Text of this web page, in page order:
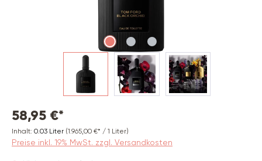
58,95 €*
Inhalt: 0.03 Liter (1.965,00 €* / 1 Liter)
Preise inkl. 19% MwSt. zzgl. Versandkosten